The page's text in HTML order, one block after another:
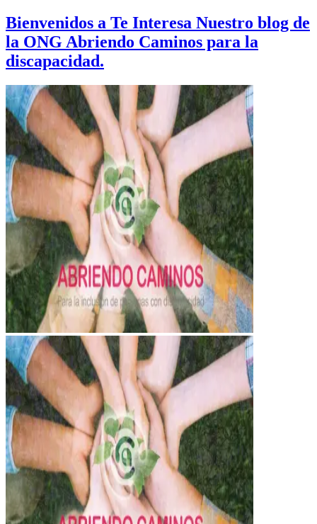
Bienvenidos a Te Interesa Nuestro blog de
la ONG Abriendo Caminos para la
discapacidad.